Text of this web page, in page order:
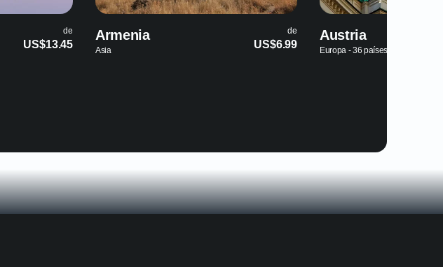
de
US$13.45
Armenia
Asia
de
US$6.99
Austria
Europa - 36 países